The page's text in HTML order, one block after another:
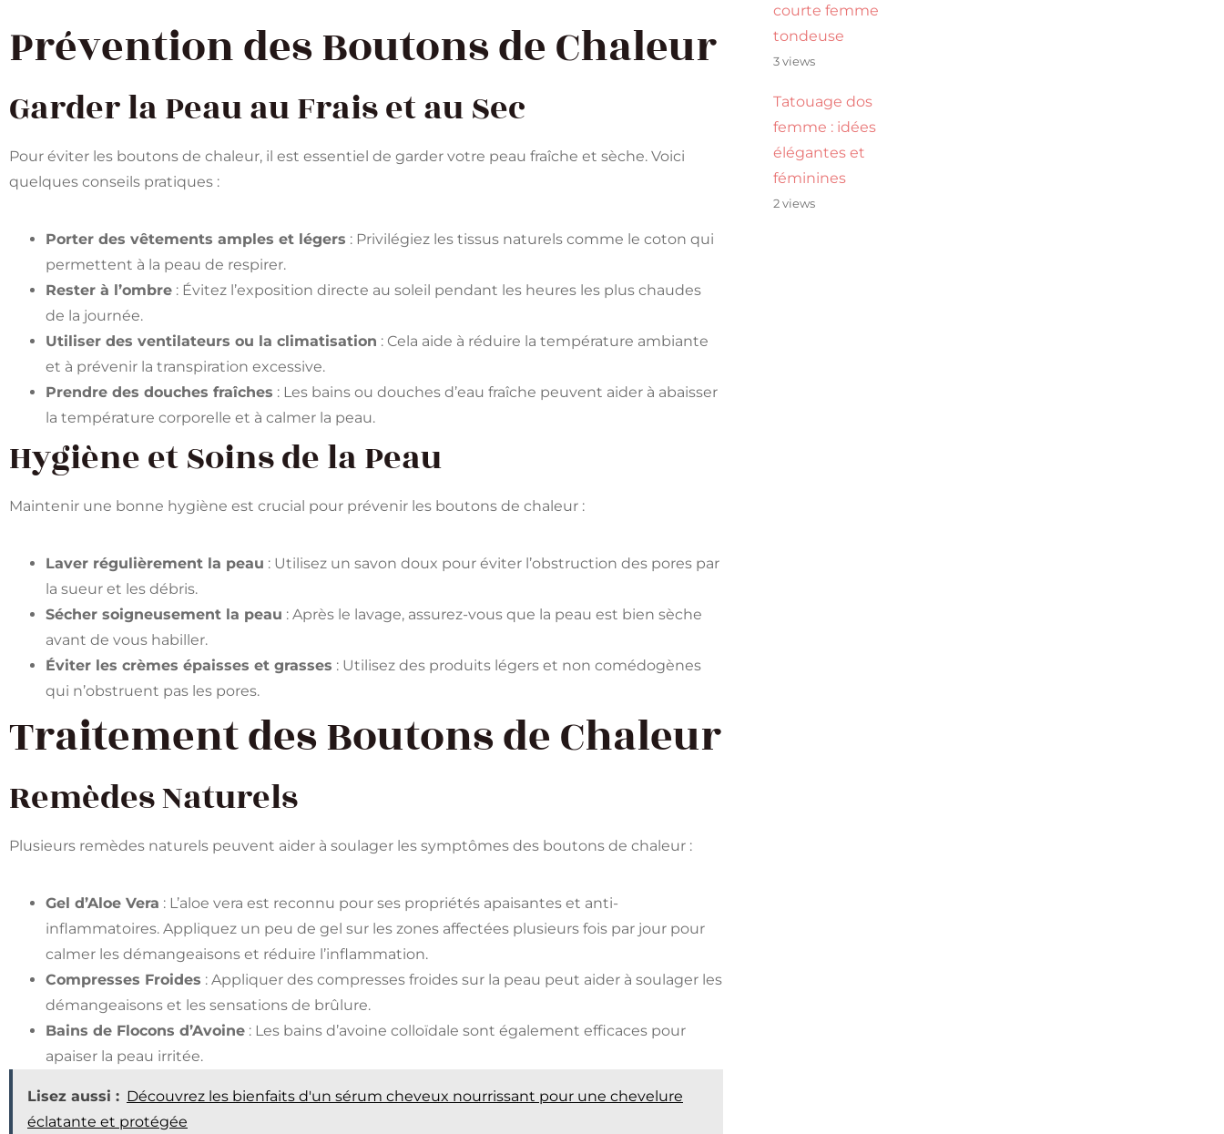
Prévention des Boutons de Chaleur
Garder la Peau au Frais et au Sec
Pour éviter les boutons de chaleur, il est essentiel de garder votre peau fraîche et sèche. Voici
quelques conseils pratiques :
Porter des vêtements amples et légers : Privilégiez les tissus naturels comme le coton qui
permettent à la peau de respirer.
Rester à l’ombre : Évitez l’exposition directe au soleil pendant les heures les plus chaudes
de la journée.
Utiliser des ventilateurs ou la climatisation : Cela aide à réduire la température ambiante
et à prévenir la transpiration excessive.
Prendre des douches fraîches : Les bains ou douches d’eau fraîche peuvent aider à abaisser
la température corporelle et à calmer la peau​​.
Hygiène et Soins de la Peau
Maintenir une bonne hygiène est crucial pour prévenir les boutons de chaleur :
Laver régulièrement la peau : Utilisez un savon doux pour éviter l’obstruction des pores par
la sueur et les débris.
Sécher soigneusement la peau : Après le lavage, assurez-vous que la peau est bien sèche
avant de vous habiller.
Éviter les crèmes épaisses et grasses : Utilisez des produits légers et non comédogènes
qui n’obstruent pas les pores​​.
Traitement des Boutons de Chaleur
Remèdes Naturels
Plusieurs remèdes naturels peuvent aider à soulager les symptômes des boutons de chaleur :
Gel d’Aloe Vera : L’aloe vera est reconnu pour ses propriétés apaisantes et anti-
inflammatoires. Appliquez un peu de gel sur les zones affectées plusieurs fois par jour pour
calmer les démangeaisons et réduire l’inflammation​.
Compresses Froides : Appliquer des compresses froides sur la peau peut aider à soulager les
démangeaisons et les sensations de brûlure.
Bains de Flocons d’Avoine : Les bains d’avoine colloïdale sont également efficaces pour
apaiser la peau irritée​​.
Lisez aussi : Découvrez les bienfaits d'un sérum cheveux nourrissant pour une chevelure
éclatante et protégée
courte femme
tondeuse
3 views
Tatouage dos
femme : idées
élégantes et
féminines
2 views